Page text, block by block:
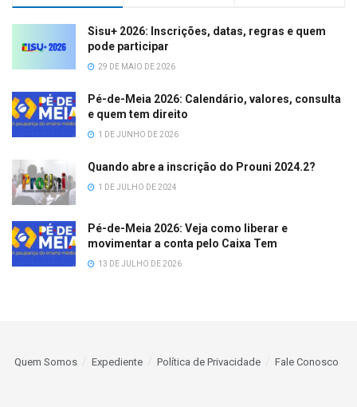
Sisu+ 2026: Inscrições, datas, regras e quem
pode participar
29 DE MAIO DE 2026
Pé-de-Meia 2026: Calendário, valores, consulta
e quem tem direito
1 DE JUNHO DE 2026
Quando abre a inscrição do Prouni 2024.2?
1 DE JULHO DE 2024
Pé-de-Meia 2026: Veja como liberar e
movimentar a conta pelo Caixa Tem
13 DE JULHO DE 2026
Quem Somos Expediente Política de Privacidade Fale Conosco